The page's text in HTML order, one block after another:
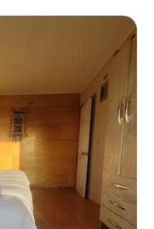
appréciés